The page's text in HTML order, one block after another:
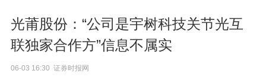
光莆股份：“公司是宇树科技关节光互
联独家合作方”信息不属实
06-03 16:30 证券时报网